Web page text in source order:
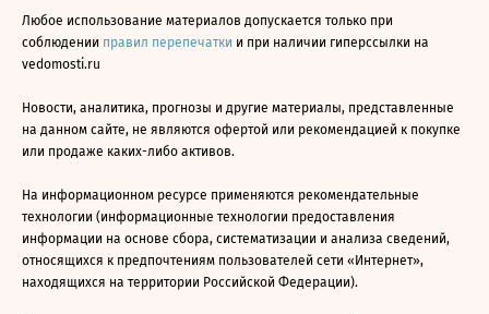
Любое использование материалов допускается только при
соблюдении правил перепечатки и при наличии гиперссылки на
vedomosti.ru
Новости, аналитика, прогнозы и другие материалы, представленные
на данном сайте, не являются офертой или рекомендацией к покупке
или продаже каких-либо активов.
На информационном ресурсе применяются рекомендательные
технологии (информационные технологии предоставления
информации на основе сбора, систематизации и анализа сведений,
относящихся к предпочтениям пользователей сети «Интернет»,
находящихся на территории Российской Федерации).